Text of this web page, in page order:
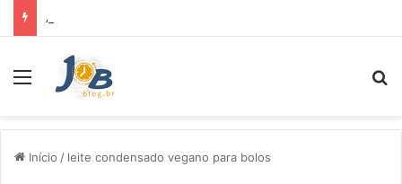
Air Fryer: melhores marcas e capacidades disponíveis
Menu
Início / leite condensado vegano para bolos